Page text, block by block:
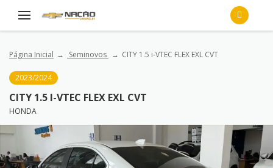
Página Inicial Seminovos CITY 1.5 i-VTEC FLEX EXL CVT
2023/2024
CITY 1.5 I-VTEC FLEX EXL CVT
HONDA